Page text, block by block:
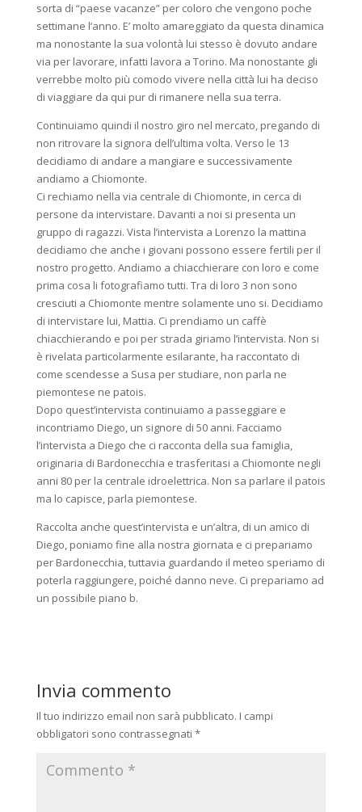
sorta di “paese vacanze” per coloro che vengono poche
settimane l’anno. E’ molto amareggiato da questa dinamica
ma nonostante la sua volontà lui stesso è dovuto andare
via per lavorare, infatti lavora a Torino. Ma nonostante gli
verrebbe molto più comodo vivere nella città lui ha deciso
di viaggiare da qui pur di rimanere nella sua terra.
Continuiamo quindi il nostro giro nel mercato, pregando di
non ritrovare la signora dell’ultima volta. Verso le 13
decidiamo di andare a mangiare e successivamente
andiamo a Chiomonte.
Ci rechiamo nella via centrale di Chiomonte, in cerca di
persone da intervistare. Davanti a noi si presenta un
gruppo di ragazzi. Vista l’intervista a Lorenzo la mattina
decidiamo che anche i giovani possono essere fertili per il
nostro progetto. Andiamo a chiacchierare con loro e come
prima cosa li fotografiamo tutti. Tra di loro 3 non sono
cresciuti a Chiomonte mentre solamente uno si. Decidiamo
di intervistare lui, Mattia. Ci prendiamo un caffè
chiacchierando e poi per strada giriamo l’intervista. Non si
è rivelata particolarmente esilarante, ha raccontato di
come scendesse a Susa per studiare, non parla ne
piemontese ne patois.
Dopo quest’intervista continuiamo a passeggiare e
incontriamo Diego, un signore di 50 anni. Facciamo
l’intervista a Diego che ci racconta della sua famiglia,
originaria di Bardonecchia e trasferitasi a Chiomonte negli
anni 80 per la centrale idroelettrica. Non sa parlare il patois
ma lo capisce, parla piemontese.
Raccolta anche quest’intervista e un’altra, di un amico di
Diego, poniamo fine alla nostra giornata e ci prepariamo
per Bardonecchia, tuttavia guardando il meteo speriamo di
poterla raggiungere, poiché danno neve. Ci prepariamo ad
un possibile piano b.
Invia commento
Il tuo indirizzo email non sarà pubblicato. I campi
obbligatori sono contrassegnati *